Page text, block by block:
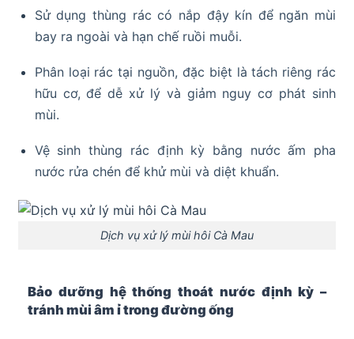
Sử dụng thùng rác có nắp đậy kín để ngăn mùi
bay ra ngoài và hạn chế ruồi muỗi.
Phân loại rác tại nguồn, đặc biệt là tách riêng rác
hữu cơ, để dễ xử lý và giảm nguy cơ phát sinh
mùi.
Vệ sinh thùng rác định kỳ bằng nước ấm pha
nước rửa chén để khử mùi và diệt khuẩn.
Dịch vụ xử lý mùi hôi Cà Mau
Bảo dưỡng hệ thống thoát nước định kỳ –
tránh mùi âm ỉ trong đường ống